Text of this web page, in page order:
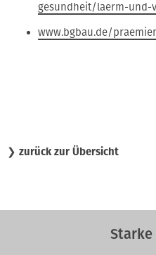
gesundheit/laerm-und-
www.bgbau.de/
❯ zurück zur Übersicht
Starke